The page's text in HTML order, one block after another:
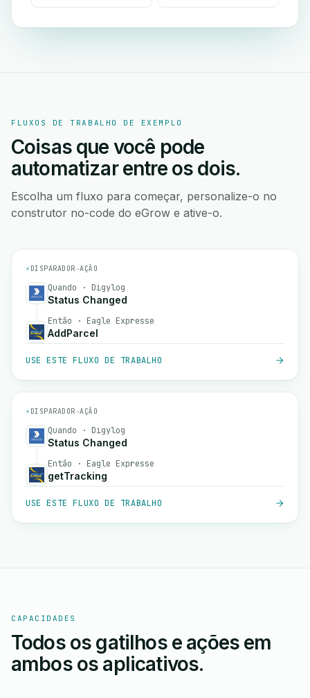
FLUXOS DE TRABALHO DE EXEMPLO
Coisas que você pode
automatizar entre os dois.
Escolha um fluxo para começar, personalize-o no
construtor no-code do eGrow e ative-o.
⚡ DISPARADOR→AÇÃO
Quando · Digylog
Status Changed
Então · Eagle Expresse
AddParcel
USE ESTE FLUXO DE TRABALHO
⚡ DISPARADOR→AÇÃO
Quando · Digylog
Status Changed
Então · Eagle Expresse
getTracking
USE ESTE FLUXO DE TRABALHO
CAPACIDADES
Todos os gatilhos e ações em
ambos os aplicativos.